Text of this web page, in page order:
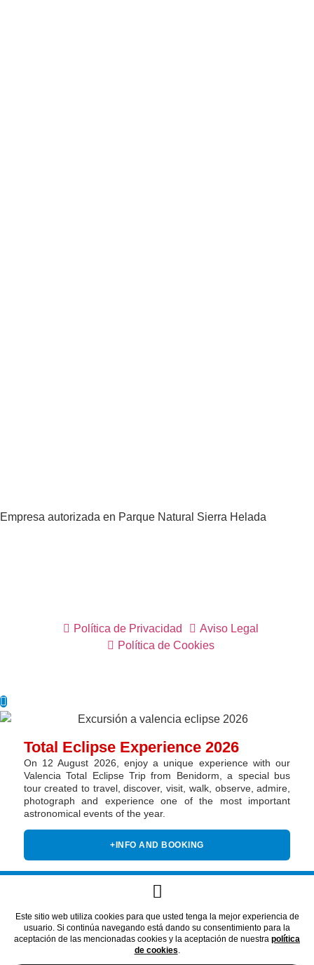
Empresa autorizada en Parque Natural Sierra Helada
Política de Privacidad
Aviso Legal
Política de Cookies
Total Eclipse Experience 2026
On 12 August 2026, enjoy a unique experience with our
Valencia Total Eclipse Trip from Benidorm, a special bus
tour created to travel, discover, visit, walk, observe, admire,
photograph and experience one of the most important
astronomical events of the year.
+INFO AND BOOKING
Este sitio web utiliza cookies para que usted tenga la mejor experiencia de
usuario. Si continúa navegando está dando su consentimiento para la
aceptación de las mencionadas cookies y la aceptación de nuestra política
de cookies.